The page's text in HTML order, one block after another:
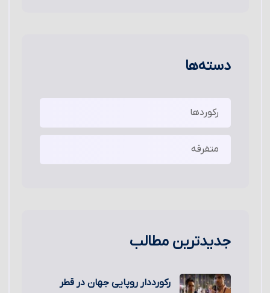
دسته‌ها
رکوردها
متفرقه
جدیدترین مطالب
رکورددار روپایی جهان در قطر